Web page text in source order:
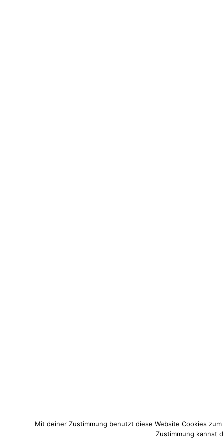
© 2021 Pixi mit Milch. All Rights Reserved. Du hast Fragen zum
Mit deiner Zustimmung benutzt diese Website Cookies
Zustimmung kannst